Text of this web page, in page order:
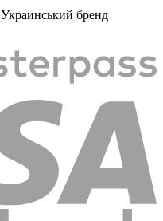
Украинський бренд